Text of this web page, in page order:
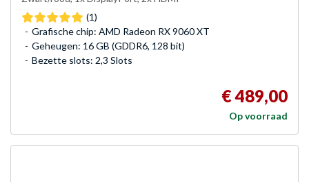
(1)
Grafische chip: AMD Radeon RX 9060 XT
Geheugen: 16 GB (GDDR6, 128 bit)
Bezette slots: 2,3 Slots
€ 489,00
Op voorraad